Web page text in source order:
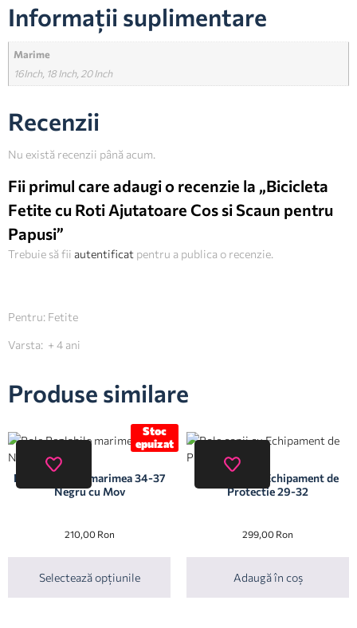
Informații suplimentare
Marime
16Inch, 18 Inch, 20 Inch
Recenzii
Nu există recenzii până acum.
Fii primul care adaugi o recenzie la „Bicicleta
Fetite cu Roti Ajutatoare Cos si Scaun pentru
Papusi”
Trebuie să fii autentificat pentru a publica o recenzie.
Pentru: Fetite
Varsta: + 4 ani
Produse similare
Stoc
epuizat
Role Reglabile marimea 34-37
Negru cu Mov
210,00 Ron
Selectează opțiunile
Role copii cu Echipament de
Protectie 29-32
299,00 Ron
Adaugă în coș